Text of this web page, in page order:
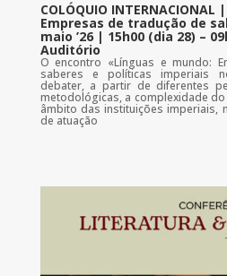
COLÓQUIO
Empresas de tradução de
maio ’26 | 15h00 (dia 28) –
Auditório
O encontro «Línguas e mundo:
saberes e políticas imperiais
debater, a partir de diferentes
metodológicas, a complexidade
âmbito das instituições imperiais,
de atuação